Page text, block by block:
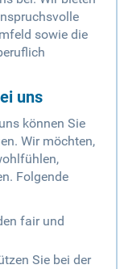
sowie die
uns
können Sie
Wir möchten,
Folgende
fair und
Sie bei der